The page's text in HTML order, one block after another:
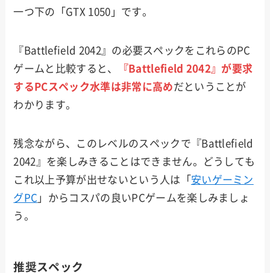
一つ下の「GTX 1050」です。
『Battlefield 2042』の必要スペックをこれらのPC
ゲームと比較すると、
『Battlefield 2042』が要求
するPCスペック水準は非常に高めだということが
わかります。
残念ながら、このレベルのスペックで『Battlefield
2042』を楽しみきることはできません。どうしても
これ以上予算が出せないという人は「 安いゲーミン
グPC 」からコスパの良いPCゲームを楽しみましょ
う。
推奨スペック